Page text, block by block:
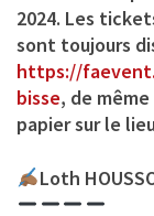
2024. Les
sont toujours
https://
bisse, de
papier sur le
Loth